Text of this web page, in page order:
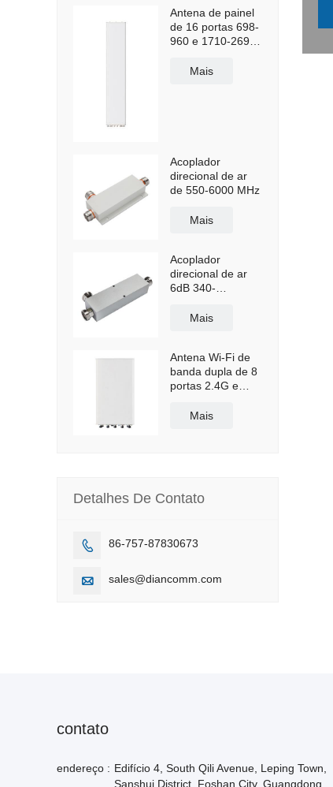
Antena de painel
de 16 portas 698-
960 e 1710-2690
Mais
Acoplador
direcional de ar
de 550-6000 MHz
Mais
Acoplador
direcional de ar
6dB 340-
Mais
Antena Wi-Fi de
banda dupla de 8
portas 2.4G e
Mais
Detalhes De Contato
 86-757-87830673
 sales@diancomm.com
contato
endereço : Edifício 4, South Qili Avenue, Leping Town,
Sanshui District, Foshan City, Guangdong